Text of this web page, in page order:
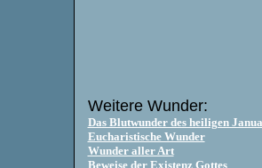
Weitere Wunder:
Das Blutwunder des heiligen
Eucharistische Wunder
Wunder aller Art
Beweise der Existenz Gottes